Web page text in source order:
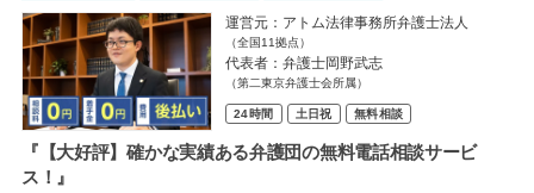
運営元：アトム法律事務所弁護士法人
（全国11拠点）
代表者：弁護士岡野武志
（第二東京弁護士会所属）
24時間 土日祝 無料相談
『【大好評】確かな実績ある弁護団の無料電話相談サービ
ス！』